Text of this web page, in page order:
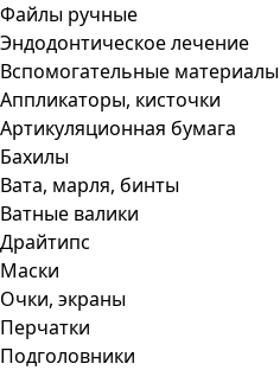
Файлы ручные
Эндодонтическое лечение
Вспомогательные материалы
Аппликаторы, кисточки
Артикуляционная бумага
Бахилы
Вата, марля, бинты
Ватные валики
Драйтипс
Маски
Очки, экраны
Перчатки
Подголовники